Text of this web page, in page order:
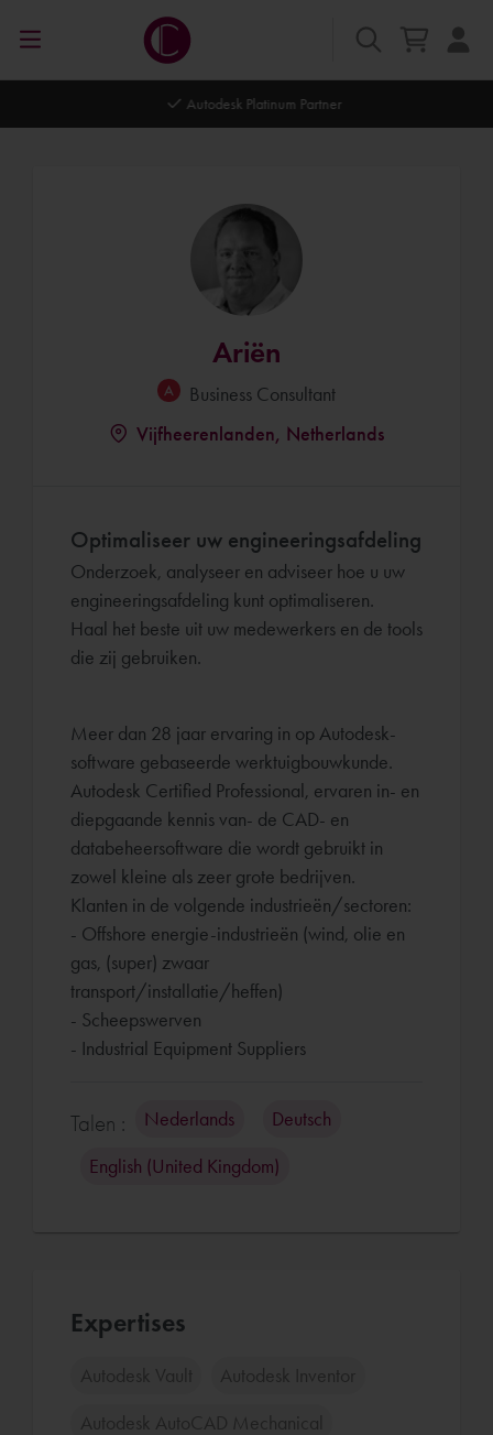
Autodesk Platinum Partner
Ariën
Business Consultant
Vijfheerenlanden, Netherlands
Optimaliseer uw engineeringsafdeling
Onderzoek, analyseer en adviseer hoe u uw
engineeringsafdeling kunt optimaliseren.
Haal het beste uit uw medewerkers en de tools
die zij gebruiken.
Meer dan 28 jaar ervaring in op Autodesk-
software gebaseerde werktuigbouwkunde.
Autodesk Certified Professional, ervaren in- en
diepgaande kennis van- de CAD- en
databeheersoftware die wordt gebruikt in
zowel kleine als zeer grote bedrijven.
Klanten in de volgende industrieën/sectoren:
- Offshore energie-industrieën (wind, olie en
gas, (super) zwaar
transport/installatie/heffen)
- Scheepswerven
Talen : Nederlands Deutsch
English (United Kingdom)
Expertises
Autodesk Vault Autodesk Inventor
Autodesk AutoCAD Mechanical